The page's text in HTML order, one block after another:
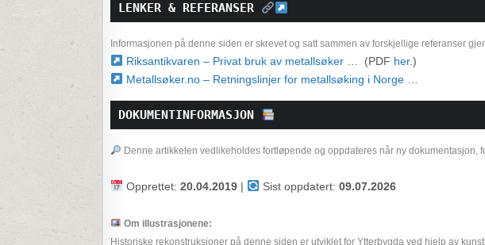
LENKER & REFERANSER
Informasjonen på denne siden er skrevet og satt sammen av forskjellige referanser
Riksantikvaren – Privat bruk av metallsøker… (PDF her.)
Metallsøker.no – Retningslinjer for metallsøking i Norge…
DOKUMENTINFORMASJON
Denne artikkelen vedlikeholdes fortløpende og oppdateres når ny
Opprettet: 20.04.2019| Sist oppdatert: 09.07.2026
Om illustrasjonene:
Historiske rekonstruksjoner på denne siden er utviklet for Ytterbygda ved hjelp av